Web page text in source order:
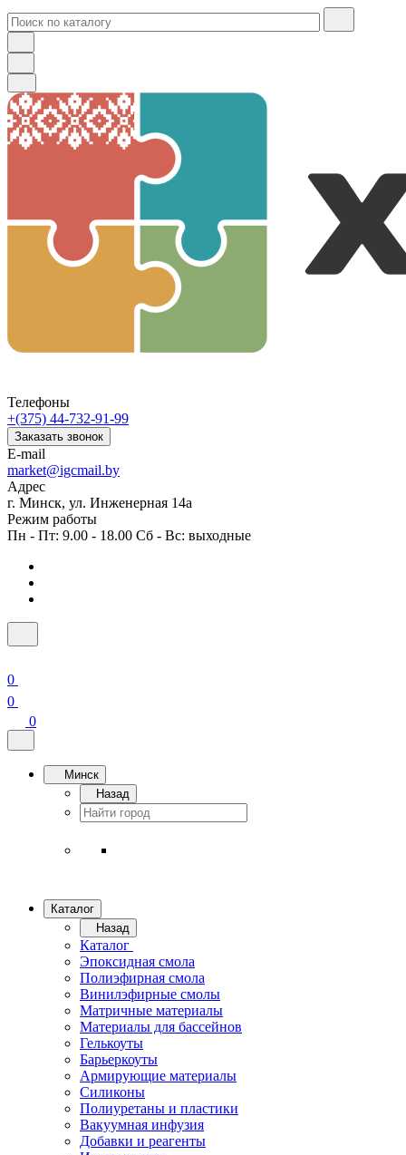
Телефоны
+(375) 44-732-91-99
Заказать звонок
E-mail
market@igcmail.by
Адрес
г. Минск, ул. Инженерная 14а
Режим работы
Пн - Пт: 9.00 - 18.00 Сб - Вс: выходные
0
0
0
Минск
Назад
Каталог
Назад
Каталог
Эпоксидная смола
Полиэфирная смола
Винилэфирные смолы
Матричные материалы
Материалы для бассейнов
Гелькоуты
Барьеркоуты
Армирующие материалы
Силиконы
Полиуретаны и пластики
Вакуумная инфузия
Добавки и реагенты